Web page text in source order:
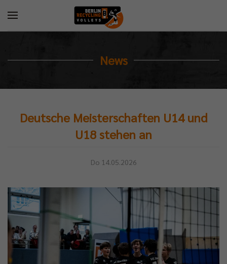
News
Deutsche Meisterschaften U14 und
U18 stehen an
Do 14.05.2026